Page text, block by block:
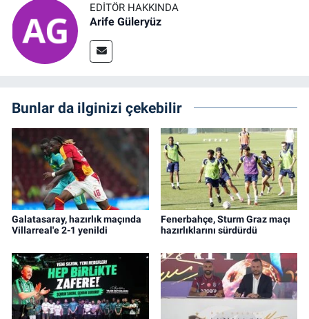
EDITÖR HAKKINDA
Arife Güleryüz
Bunlar da ilginizi çekebilir
Galatasaray, hazırlık maçında
Villarreal'e 2-1 yenildi
Fenerbahçe, Sturm Graz maçı
hazırlıklarını sürdürdü